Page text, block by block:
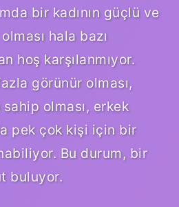
bir kadının güçlü ve
hala bazı
hoş karşılanmıyor.
görünür olması,
olması, erkek
pek çok kişi için bir
Bu durum, bir
buluyor.